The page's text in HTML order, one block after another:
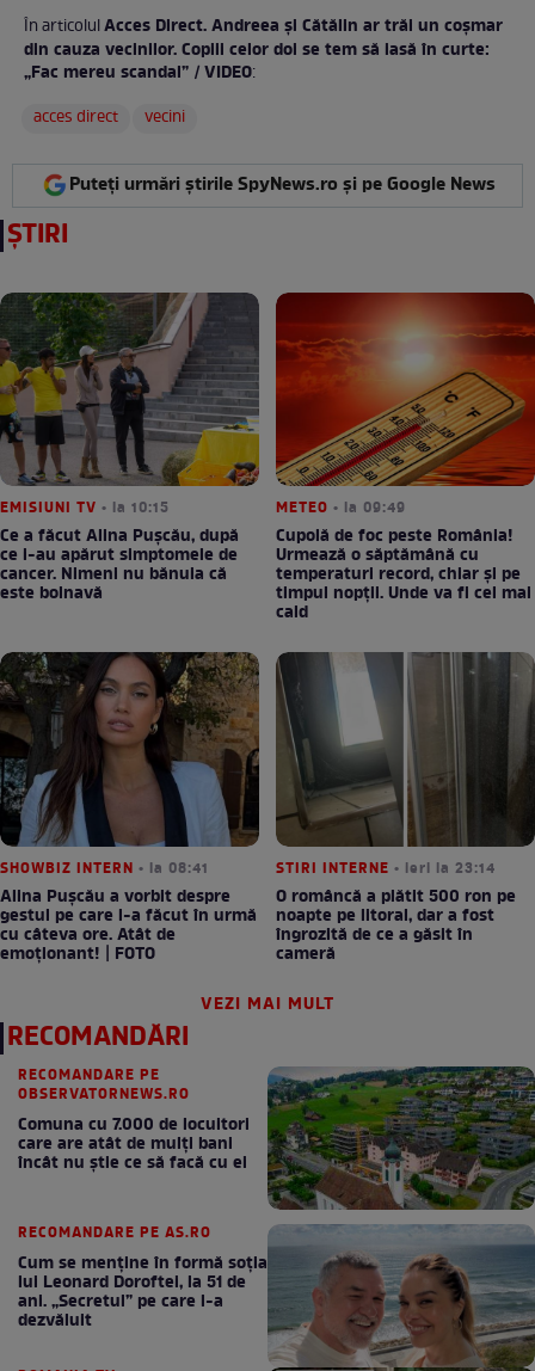
În articolulAcces Direct. Andreea și Cătălin ar trăi un coșmar
din cauza vecinilor. Copiii celor doi se tem să iasă în curte:
„Fac mereu scandal” / VIDEO:
acces direct
vecini
Puteți urmări știrile SpyNews.ro și pe Google News
ȘTIRI
EMISIUNI TV • la 10:15
Ce a făcut Alina Pușcău, după
ce i-au apărut simptomele de
cancer. Nimeni nu bănuia că
este bolnavă
METEO • la 09:49
Cupolă de foc peste România!
Urmează o săptămână cu
temperaturi record, chiar și pe
timpul nopții. Unde va fi cel mai
cald
SHOWBIZ INTERN • la 08:41
Alina Pușcău a vorbit despre
gestul pe care l-a făcut în urmă
cu câteva ore. Atât de
emoționant! | FOTO
STIRI INTERNE • ieri la 23:14
O româncă a plătit 500 ron pe
noapte pe litoral, dar a fost
îngrozită de ce a găsit în
cameră
VEZI MAI MULT
RECOMANDĂRI
RECOMANDARE PE
OBSERVATORNEWS.RO
Comuna cu 7.000 de locuitori
care are atât de mulți bani
încât nu știe ce să facă cu ei
RECOMANDARE PE AS.RO
Cum se menţine în formă soţia
lui Leonard Doroftei, la 51 de
ani. „Secretul” pe care l-a
dezvăluit